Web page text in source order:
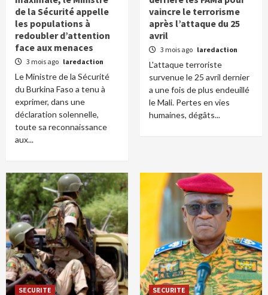
de la Sécurité appelle
les populations à
redoubler d’attention
face aux menaces
3 mois ago laredaction
Le Ministre de la Sécurité
du Burkina Faso a tenu à
exprimer, dans une
déclaration solennelle,
toute sa reconnaissance
aux...
vaincre le terrorisme
après l’attaque du 25
avril
3 mois ago laredaction
L'attaque terroriste
survenue le 25 avril dernier
a une fois de plus endeuillé
le Mali. Pertes en vies
humaines, dégâts...
SECURITE SECURITE